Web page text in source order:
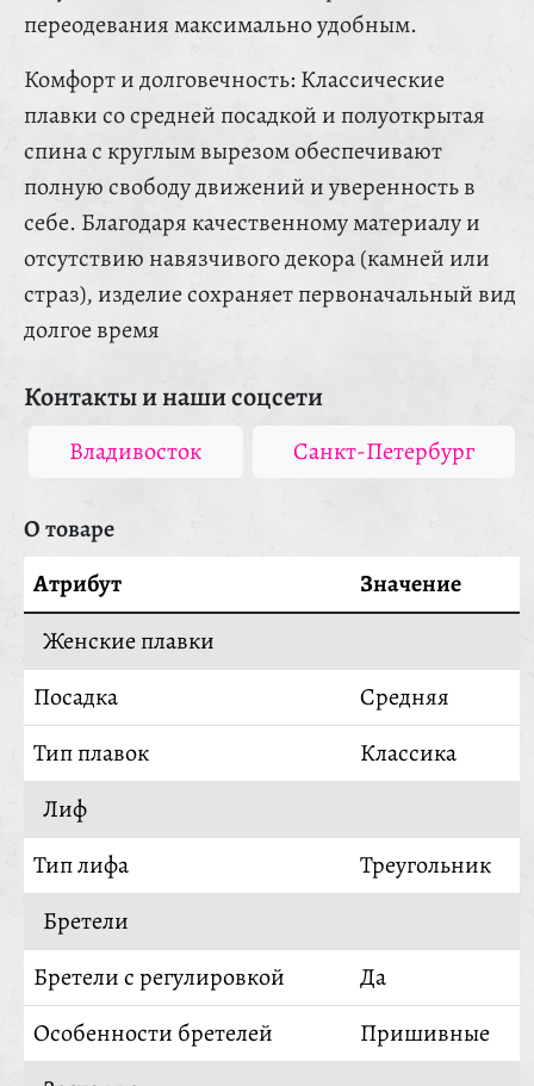
переодевания максимально удобным.
Комфорт и долговечность: Классические
плавки со средней посадкой и полуоткрытая
спина с круглым вырезом обеспечивают
полную свободу движений и уверенность в
себе. Благодаря качественному материалу и
отсутствию навязчивого декора (камней или
страз), изделие сохраняет первоначальный вид
долгое время
Контакты и наши соцсети
Владивосток Санкт-Петербург
О товаре
Атрибут
Значение
Женские плавки
Посадка
Средняя
Тип плавок
Классика
Лиф
Тип лифа
Треугольник
Бретели
Бретели с регулировкой
Да
Особенности бретелей
Пришивные